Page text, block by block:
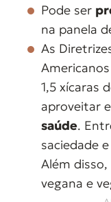
Pode ser
na panela
As
1,5 xícaras
aproveitar
saúde.
saciedade
Além
vegana e